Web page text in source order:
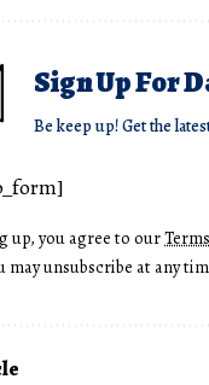
Sign Up For
Be keep up! Get the
up, you agree to our
may unsubscribe at any